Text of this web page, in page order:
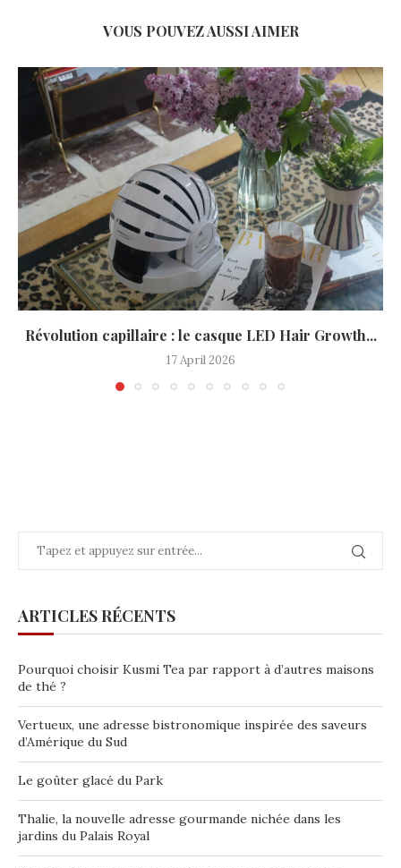
VOUS POUVEZ AUSSI AIMER
Révolution capillaire : le casque LED Hair Growth...
17 April 2026
ARTICLES RÉCENTS
Pourquoi choisir Kusmi Tea par rapport à d’autres maisons
de thé ?
Vertueux, une adresse bistronomique inspirée des saveurs
d’Amérique du Sud
Le goûter glacé du Park
Thalie, la nouvelle adresse gourmande nichée dans les
jardins du Palais Royal